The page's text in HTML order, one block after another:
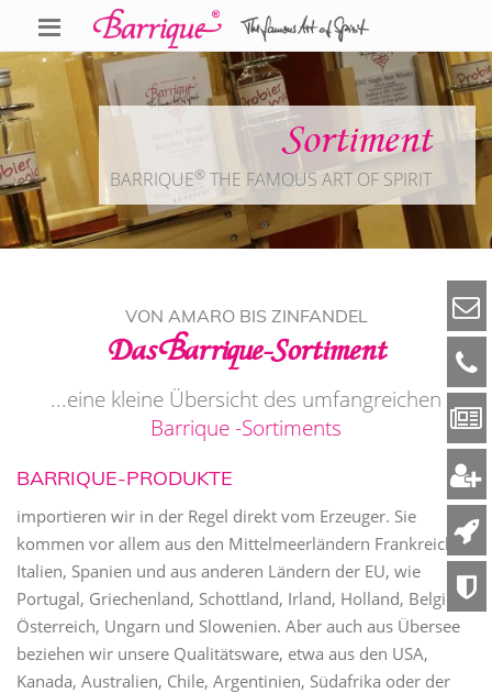
Sortiment
BARRIQUE® THE FAMOUS ART OF SPIRIT
VON AMARO BIS ZINFANDEL
Das Barrique-Sortiment
...eine kleine Übersicht des umfangreichen
Barrique -Sortiments
BARRIQUE-PRODUKTE
importieren wir in der Regel direkt vom Erzeuger. Sie
kommen vor allem aus den Mittelmeerländern Frankreich,
Italien, Spanien und aus anderen Ländern der EU, wie
Portugal, Griechenland, Schottland, Irland, Holland, Belgien,
Österreich, Ungarn und Slowenien. Aber auch aus Übersee
beziehen wir unsere Qualitätsware, etwa aus den USA,
Kanada, Australien, Chile, Argentinien, Südafrika oder der